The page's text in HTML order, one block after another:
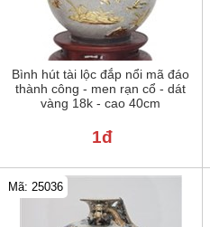
Bình hút tài lộc đắp nổi mã đáo
thành công - men rạn cổ - dát
vàng 18k - cao 40cm
1đ
Mã: 25036